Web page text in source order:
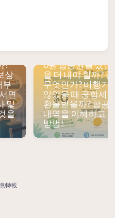
행
?
상
부
면
및
을
0원 항공권을 샀는
을 더 내야 할까?
무엇인가? 비행기
않았을 때 공항세
환불받을까? 항공
내역을 이해하고
방법!
轉載